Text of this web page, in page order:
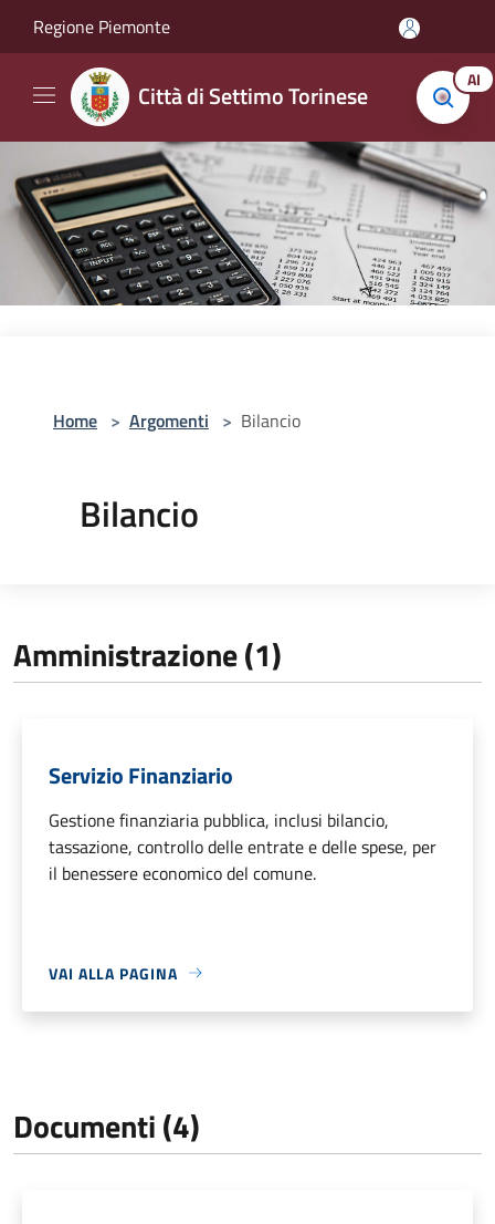
Regione Piemonte
Città di Settimo Torinese AI
Home > Argomenti > Bilancio
Bilancio
Amministrazione (1)
Servizio Finanziario
Gestione finanziaria pubblica, inclusi bilancio,
tassazione, controllo delle entrate e delle spese, per
il benessere economico del comune.
VAI ALLA PAGINA
Documenti (4)